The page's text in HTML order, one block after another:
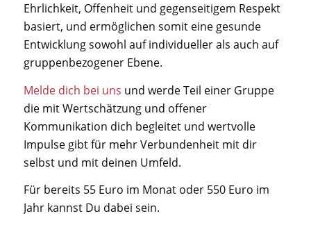
Ehrlichkeit, Offenheit und gegenseitigem Respekt
basiert, und ermöglichen somit eine gesunde
Entwicklung sowohl auf individueller als auch auf
gruppenbezogener Ebene.
Melde dich bei uns und werde Teil einer Gruppe
die mit Wertschätzung und offener
Kommunikation dich begleitet und wertvolle
Impulse gibt für mehr Verbundenheit mit dir
selbst und mit deinen Umfeld.
Für bereits 55 Euro im Monat oder 550 Euro im
Jahr kannst Du dabei sein.